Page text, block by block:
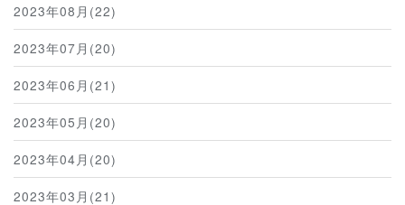
2023年08月(22)
2023年07月(20)
2023年06月(21)
2023年05月(20)
2023年04月(20)
2023年03月(21)